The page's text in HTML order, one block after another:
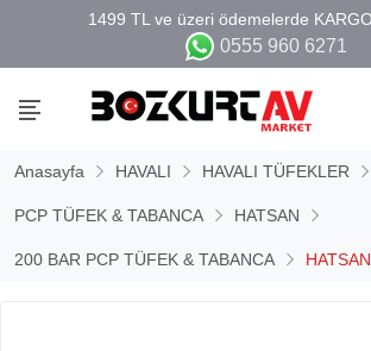
0555 960 6271
Anasayfa HAVALI HAVALI TÜFEKLER
PCP TÜFEK & TABANCA HATSAN
200 BAR PCP TÜFEK & TABANCA HATSAN